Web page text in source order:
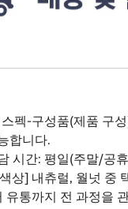
펙-구성품(제품 구
합니다.
시간: 평일(주말/공
상] 내츄럴, 월넛 중
통까지 전 과정을